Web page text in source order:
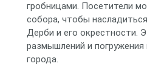
гробницами. Посетители
собора, чтобы
Дерби и его окрестности.
размышлений и
города.